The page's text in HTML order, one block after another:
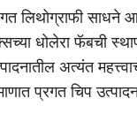
लिथोग्राफी साधने
धोलेरा फॅबची
अत्यंत
प्रगत चिप